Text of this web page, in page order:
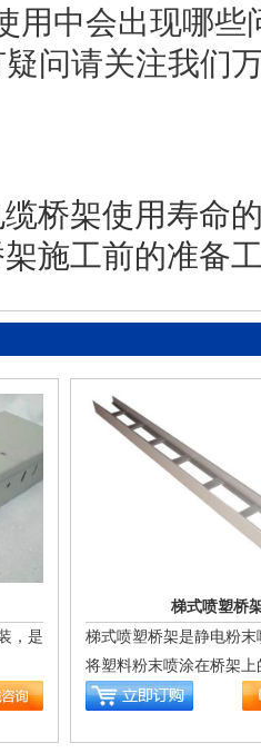
用中会出现哪
问请关注我们
桥架使用寿命
施工前的准备
，是
梯式喷塑桥
梯式喷塑桥架是静电粉
将塑料粉末喷涂在桥架上